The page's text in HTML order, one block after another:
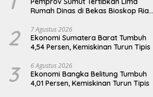
Rumah Dinas di Bekas Bioskop Ria
2 7 Agustus 2026
Ekonomi Sumatera Barat Tumbuh
4,54 Persen, Kemiskinan Turun Tipis
3 6 Agustus 2026
Ekonomi Bangka Belitung Tumbuh
4,01 Persen, Kemiskinan Turun Tipis